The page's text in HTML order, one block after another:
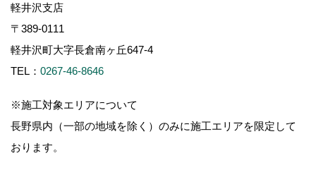
軽井沢支店
〒389-0111
軽井沢町大字長倉南ヶ丘647-4
TEL： 0267-46-8646
※施工対象エリアについて
長野県内（一部の地域を除く）のみに施工エリアを限定して
おります。